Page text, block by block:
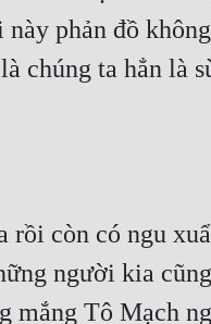
này phản đồ
chúng ta hẳn là
rồi còn có ngu
người kia
mắng Tô Mạch